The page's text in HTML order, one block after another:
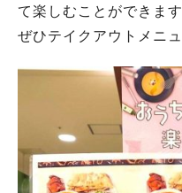
て楽しむことができます
ぜひテイクアウトメニ